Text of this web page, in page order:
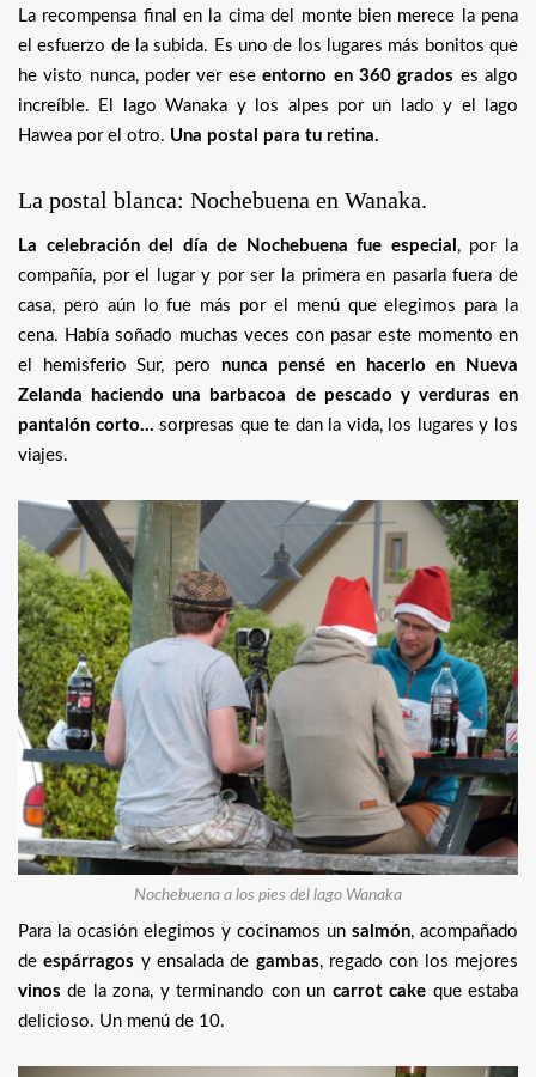
La recompensa final en la cima del monte bien merece la pena
el esfuerzo de la subida. Es uno de los lugares más bonitos que
he visto nunca, poder ver eseentorno en 360 grados es algo
increíble. El lago Wanaka y los alpes por un lado y el lago
Hawea por el otro. Una postal para tu retina.
La postal blanca: Nochebuena en Wanaka.
La celebración del día de Nochebuena fue especial , por la
compañía, por el lugar y por ser la primera en pasarla fuera de
casa, pero aún lo fue más por el menú que elegimos para la
cena. Había soñado muchas veces con pasar este momento en
el hemisferio Sur, pero nunca pensé en hacerlo en Nueva
Zelanda haciendo una barbacoa de pescado y verduras en
pantalón corto… sorpresas que te dan la vida, los lugares y los
viajes.
Nochebuena a los pies del lago Wanaka
Para la ocasión elegimos y cocinamos un salmón, acompañado
deespárragos y ensalada de gambas, regado con los mejores
vinos de la zona, y terminando con un carrot cake que estaba
delicioso. Un menú de 10.